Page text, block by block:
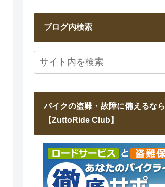
ブログ内検索
バイクの盗難・故障に備えるなら
【ZuttoRide Club】